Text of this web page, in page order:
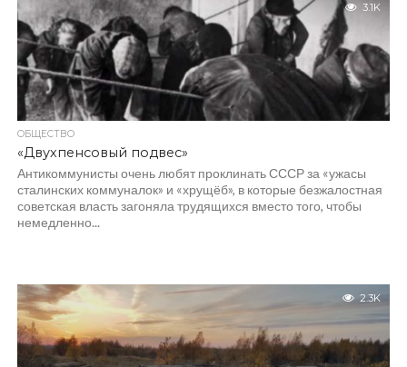
3.1K
ОБЩЕСТВО
«Двухпенсовый подвес»
Антикоммунисты очень любят проклинать СССР за «ужасы
сталинских коммуналок» и «хрущёб», в которые безжалостная
советская власть загоняла трудящихся вместо того, чтобы
немедленно...
2.3K